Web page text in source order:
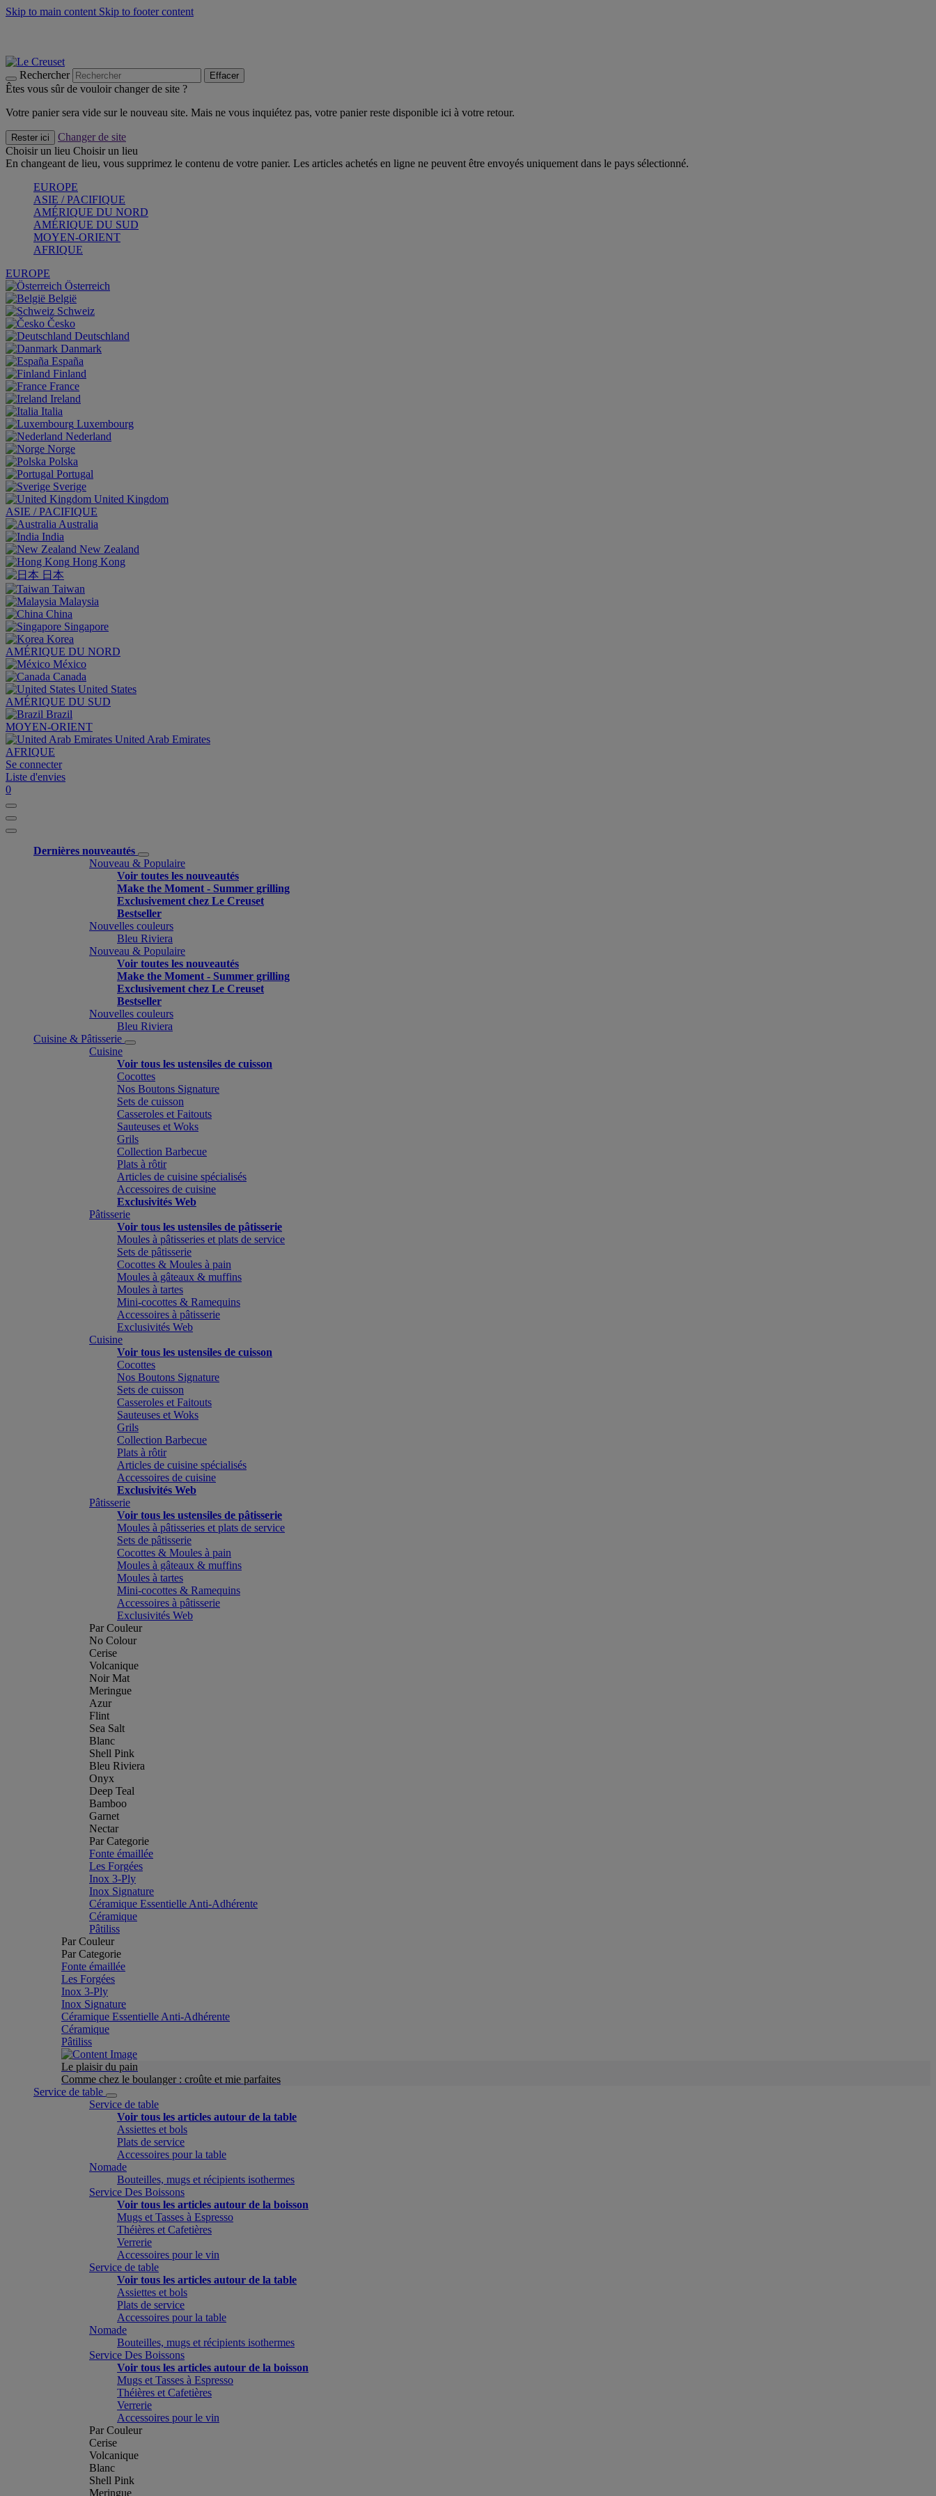
Skip to main content Skip to footer content
Rechercher Effacer
Êtes vous sûr de vouloir changer de site ?
Votre panier sera vide sur le nouveau site. Mais ne vous inquiétez pas, votre panier reste disponible ici à votre retour.
Rester ici
Changer de site
Choisir un lieu Choisir un lieu
En changeant de lieu, vous supprimez le contenu de votre panier. Les articles achetés en ligne ne peuvent être envoyés uniquement dans le pays sélectionné.
EUROPE
ASIE / PACIFIQUE
AMÉRIQUE DU NORD
AMÉRIQUE DU SUD
MOYEN-ORIENT
AFRIQUE
EUROPE
Österreich
België
Schweiz
Česko
Deutschland
Danmark
España
Finland
France
Ireland
Italia
Luxembourg
Nederland
Norge
Polska
Portugal
Sverige
United Kingdom
ASIE / PACIFIQUE
Australia
India
New Zealand
Hong Kong
日本
Taiwan
Malaysia
China
Singapore
Korea
AMÉRIQUE DU NORD
México
Canada
United States
AMÉRIQUE DU SUD
Brazil
MOYEN-ORIENT
United Arab Emirates
AFRIQUE
Se connecter
Liste d'envies
0
Dernières nouveautés
Nouveau & Populaire
Voir toutes les nouveautés
Make the Moment - Summer grilling
Exclusivement chez Le Creuset
Bestseller
Nouvelles couleurs
Bleu Riviera
Nouveau & Populaire
Voir toutes les nouveautés
Make the Moment - Summer grilling
Exclusivement chez Le Creuset
Bestseller
Nouvelles couleurs
Bleu Riviera
Cuisine & Pâtisserie
Cuisine
Voir tous les ustensiles de cuisson
Cocottes
Nos Boutons Signature
Sets de cuisson
Casseroles et Faitouts
Sauteuses et Woks
Grils
Collection Barbecue
Plats à rôtir
Articles de cuisine spécialisés
Accessoires de cuisine
Exclusivités Web
Pâtisserie
Voir tous les ustensiles de pâtisserie
Moules à pâtisseries et plats de service
Sets de pâtisserie
Cocottes & Moules à pain
Moules à gâteaux & muffins
Moules à tartes
Mini-cocottes & Ramequins
Accessoires à pâtisserie
Exclusivités Web
Cuisine
Voir tous les ustensiles de cuisson
Cocottes
Nos Boutons Signature
Sets de cuisson
Casseroles et Faitouts
Sauteuses et Woks
Grils
Collection Barbecue
Plats à rôtir
Articles de cuisine spécialisés
Accessoires de cuisine
Exclusivités Web
Pâtisserie
Voir tous les ustensiles de pâtisserie
Moules à pâtisseries et plats de service
Sets de pâtisserie
Cocottes & Moules à pain
Moules à gâteaux & muffins
Moules à tartes
Mini-cocottes & Ramequins
Accessoires à pâtisserie
Exclusivités Web
Par Couleur
No Colour
Cerise
Volcanique
Noir Mat
Meringue
Azur
Flint
Sea Salt
Blanc
Shell Pink
Bleu Riviera
Onyx
Deep Teal
Bamboo
Garnet
Nectar
Par Categorie
Fonte émaillée
Les Forgées
Inox 3-Ply
Inox Signature
Céramique Essentielle Anti-Adhérente
Céramique
Pâtiliss
Par Couleur
Par Categorie
Fonte émaillée
Les Forgées
Inox 3-Ply
Inox Signature
Céramique Essentielle Anti-Adhérente
Céramique
Pâtiliss
Le plaisir du pain
Comme chez le boulanger : croûte et mie parfaites
Service de table
Service de table
Voir tous les articles autour de la table
Assiettes et bols
Plats de service
Accessoires pour la table
Nomade
Bouteilles, mugs et récipients isothermes
Service Des Boissons
Voir tous les articles autour de la boisson
Mugs et Tasses à Espresso
Théières et Cafetières
Verrerie
Accessoires pour le vin
Service de table
Voir tous les articles autour de la table
Assiettes et bols
Plats de service
Accessoires pour la table
Nomade
Bouteilles, mugs et récipients isothermes
Service Des Boissons
Voir tous les articles autour de la boisson
Mugs et Tasses à Espresso
Théières et Cafetières
Verrerie
Accessoires pour le vin
Par Couleur
Cerise
Volcanique
Blanc
Shell Pink
Meringue